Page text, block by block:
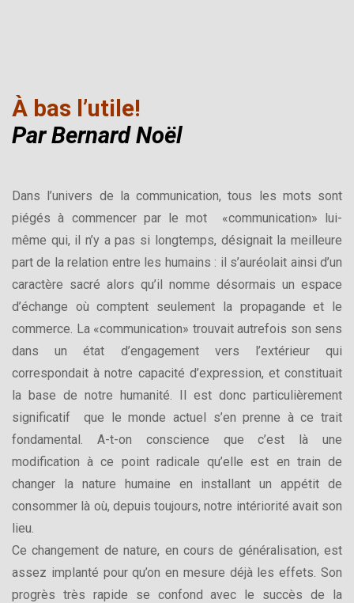
À bas l’utile!
Par Bernard Noël
Dans l’univers de la communication, tous les mots sont
piégés à commencer par le mot «communication» lui-
même qui, il n’y a pas si longtemps, désignait la meilleure
part de la relation entre les humains : il s’auréolait ainsi d’un
caractère sacré alors qu’il nomme désormais un espace
d’échange où comptent seulement la propagande et le
commerce. La «communication» trouvait autrefois son sens
dans un état d’engagement vers l’extérieur qui
correspondait à notre capacité d’expression, et constituait
la base de notre humanité. Il est donc particulièrement
significatif que le monde actuel s’en prenne à ce trait
fondamental. A-t-on conscience que c’est là une
modification à ce point radicale qu’elle est en train de
changer la nature humaine en installant un appétit de
consommer là où, depuis toujours, notre intériorité avait son
lieu.
Ce changement de nature, en cours de généralisation, est
assez implanté pour qu’on en mesure déjà les effets. Son
progrès très rapide se confond avec le succès de la